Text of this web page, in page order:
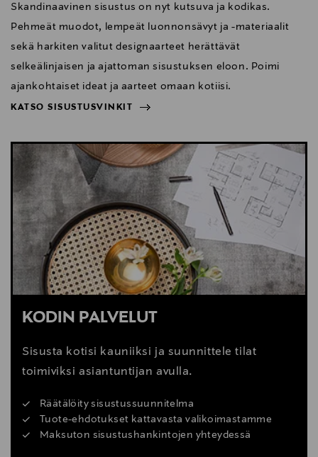
Skandinaavinen sisustus on nyt kutsuva ja kodikas.
Pehmeät muodot, lempeät luonnonsävyt ja -materiaalit
sekä harkiten valitut designaarteet herättävät
selkeälinjaisen ja ajattoman sisustuksen eloon. Poimi
ajankohtaiset ideat ja aarteet omaan kotiisi.
KATSO SISUSTUSVINKIT
KATSO SISUSTUSVINKIT
KODIN PALVELUT
Sisusta kotisi kauniiksi ja suunnittele tilat
toimiviksi asiantuntijan avulla.
Räätälöity sisustussuunnitelma
Tuote-ehdotukset kattavasta valikoimastamme
Maksuton sisustushankintojen yhteydessä